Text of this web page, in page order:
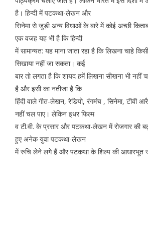
है। हिन्दी में पटकथा-लेखन और
सिनेमा से जुड़ी अन्य विधाओं के बारे में कोई अच्छी
एक वजह यह भी है कि हिन्दी
में सामान्यत: यह माना जाता रहा है कि लिखना चाहे
सिखाया नहीं जा सकता। कई
बार तो लगता है कि शायद हमें लिखना सीखना भी नहीं
है और इसी का नतीजा है कि
हिंदी वाले गीत-लेखन, रेडियो, रंगमंच , सिनेमा, टीवी आरै
नहीं चल पाए। लेकिन इधर फिल्म
व टी.वी. के प्रसार और पटकथा-लेखन में रोजगार की
हुए अनेक युवा पटकथा-लेखन
में रुचि लेने लगे हैं और पटकथा के शिल्प की आधारभूत